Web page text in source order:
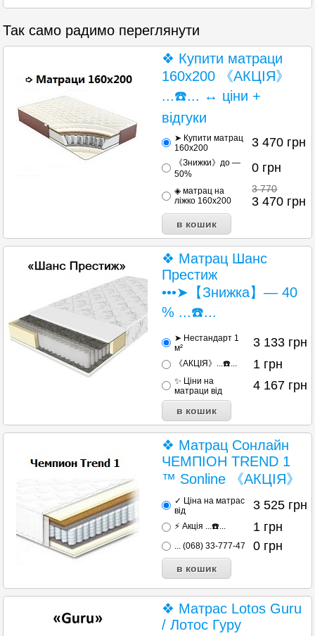
Так само радимо переглянути
❖ Купити матраци
160х200 《АКЦІЯ》
...☎️... ↔ ціни +
відгуки
➤ Купити матрац
160х200
3 470 грн
《Знижки》до —
50%
0 грн
◈ матрац на
ліжко 160х200
3 770
3 470 грн
❖ Матрац Шанс
Престиж
•••➤【Знижка】— 40
% ...☎️...
➤ Нестандарт 1
м²
3 133 грн
《АКЦІЯ》...☎️... 1 грн
✨ Ціни на
матраци від
4 167 грн
❖ Матрац Сонлайн
ЧЕМПІОН TREND 1
™ Sonline 《АКЦІЯ》
✓ Ціна на матрас
від
3 525 грн
⚡ Акція ...☎️... 1 грн
... (068) 33-777-47 0 грн
❖ Матрас Lotos Guru
/ Лотос Гуру